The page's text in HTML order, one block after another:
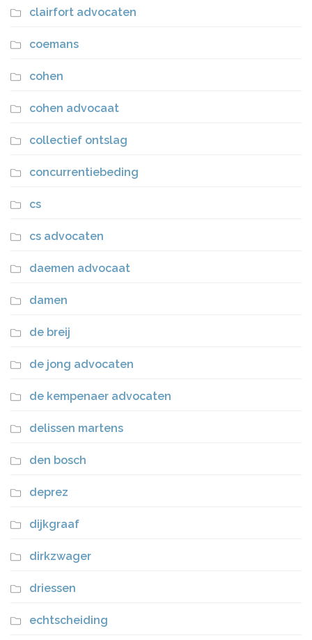
clairfort advocaten
coemans
cohen
cohen advocaat
collectief ontslag
concurrentiebeding
cs
cs advocaten
daemen advocaat
damen
de breij
de jong advocaten
de kempenaer advocaten
delissen martens
den bosch
deprez
dijkgraaf
dirkzwager
driessen
echtscheiding